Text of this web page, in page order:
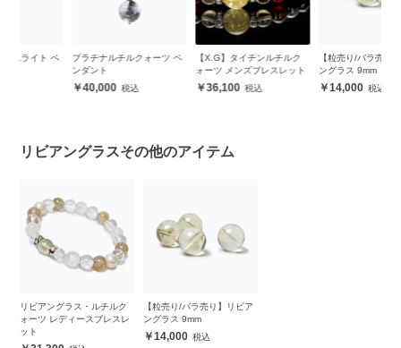
プラチナルチルクォーツ ペ
【X.G】タイチンルチルク
ォーツ メンズブレスレット
【粒売り/バラ売り】リビア
ングラス 9mm
リビアングラスその他のアイテム
リビアングラス・ルチルク
ォーツ レディースブレスレ
ット
【粒売り/バラ売り】リビア
ングラス 9mm
14,000